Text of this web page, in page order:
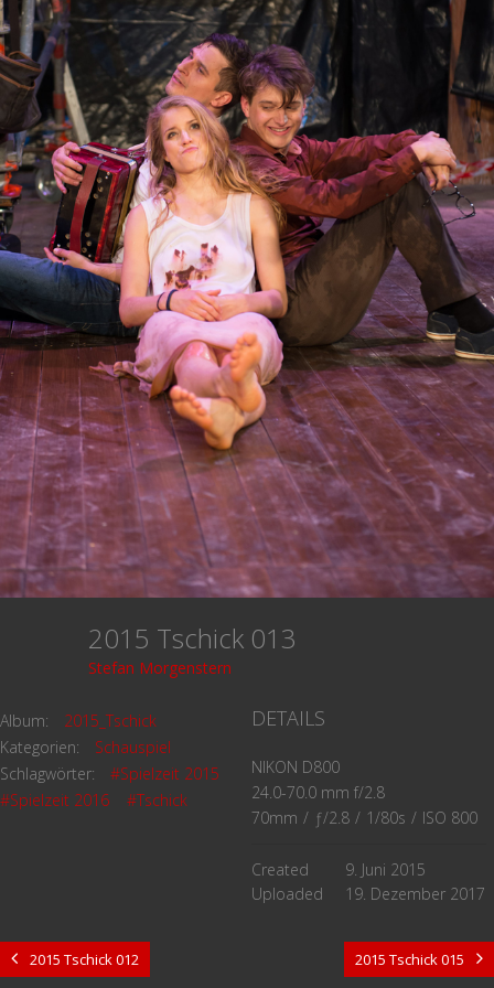
2015 Tschick 013
Stefan Morgenstern
Album:
2015_Tschick
Kategorien:
Schauspiel
Schlagwörter:
#Spielzeit 2015
#Spielzeit 2016
#Tschick
DETAILS
NIKON D800
24.0-70.0 mm f/2.8
70mm / ƒ/2.8 / 1/80s / ISO 800
Created
9. Juni 2015
Uploaded
19. Dezember 2017
2015 Tschick 012 2015 Tschick 015